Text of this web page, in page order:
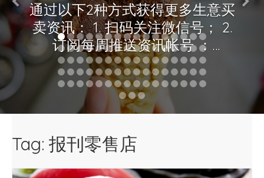
通过以下2种方式获得更多生意买
卖资讯： 1. 扫码关注微信号； 2.
订阅每周推送资讯帐号 ：
http://eepurl.com/cW7DEP 34.
精选生意买卖： 07/08/17 –
13/08/17 【GN1277F 低北岸 】咖
啡馆 （转让：$64,8万）
【FQ1092 悉尼东区】点心中餐馆
（转让：$30万） 【FN1079 东区
】咖啡外卖馆（转让： $25万）
Tag: 报刊零售店